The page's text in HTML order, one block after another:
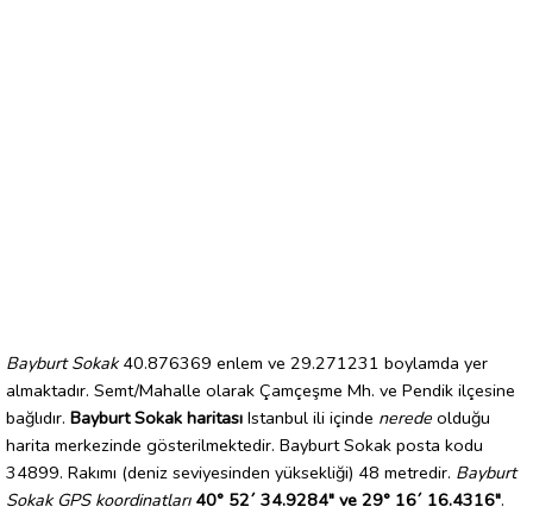
Bayburt Sokak40.876369 enlem ve 29.271231 boylamda yer
almaktadır. Semt/Mahalle olarak Çamçeşme Mh. ve Pendik ilçesine
bağlıdır. Bayburt Sokak haritası Istanbul ili içinde nerede olduğu
harita merkezinde gösterilmektedir. Bayburt Sokak posta kodu
34899. Rakımı (deniz seviyesinden yüksekliği) 48 metredir. Bayburt
Sokak GPS koordinatları 40° 52´ 34.9284" ve 29° 16´ 16.4316".